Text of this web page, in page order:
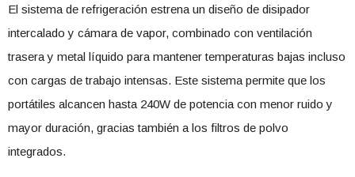
El sistema de refrigeración estrena un diseño de disipador
intercalado y cámara de vapor, combinado con ventilación
trasera y metal líquido para mantener temperaturas bajas incluso
con cargas de trabajo intensas. Este sistema permite que los
portátiles alcancen hasta 240W de potencia con menor ruido y
mayor duración, gracias también a los filtros de polvo
integrados.